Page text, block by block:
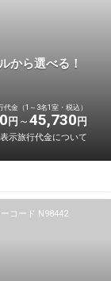
ら選べる！
金（1～3名1室・税込）
円 45,730 円
表示旅行代金について
コード N98442